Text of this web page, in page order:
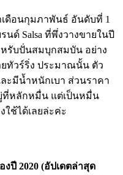
เดือนกุมภาพันธ์ อันดับที่ 1
นด์ Salsa ที่พึ่งวางขายในปี
รับปั่นสมบุกสมบัน อย่าง
ยทัวร์ริ่ง ประมาณนั้น ตัว
ะมีน้ำหนักเบา ส่วนราคา
ที่หลักหมื่น แต่เป็นหมื่น
ช้ได้เลยล่ะค่ะ
ปี 2020 (อัปเดตล่าสุด